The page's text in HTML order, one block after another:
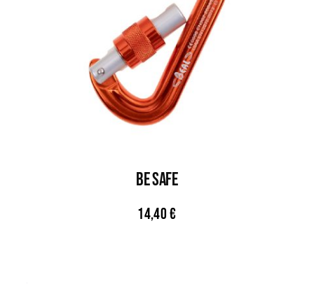
Be Safe
14,40€